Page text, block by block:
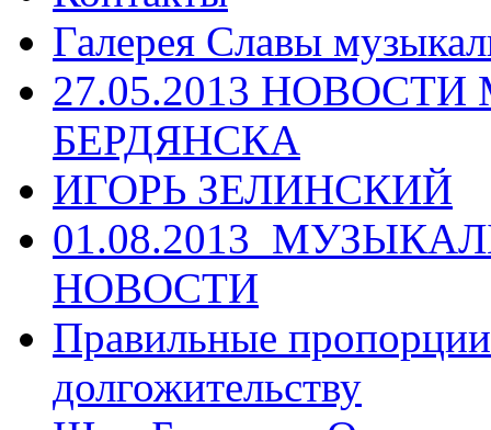
Галерея Славы
27.05.2013
БЕРДЯНСКА
ИГОРЬ ЗЕЛИНСКИЙ
НОВОСТИ
Правильные
долгожительству